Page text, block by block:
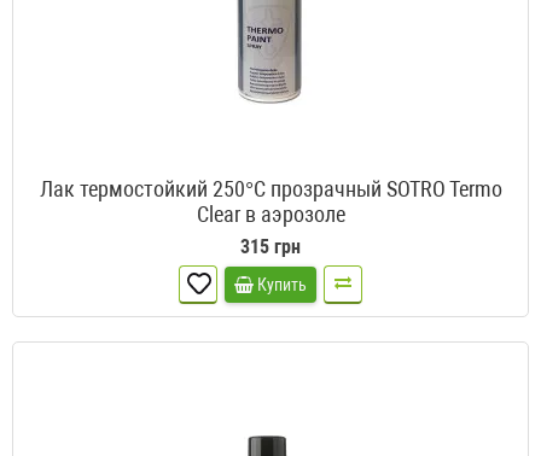
Лак термостойкий 250°C прозрачный SOTRO Termo
Clear в аэрозоле
315 грн
Купить